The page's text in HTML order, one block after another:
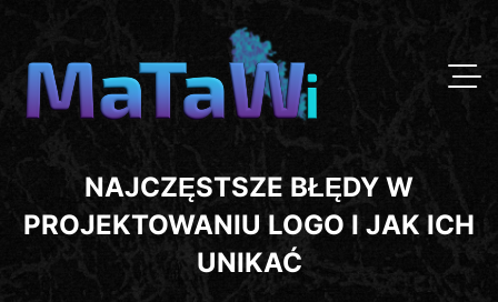
NAJCZĘSTSZE BŁĘDY W
PROJEKTOWANIU LOGO I JAK ICH
UNIKAĆ